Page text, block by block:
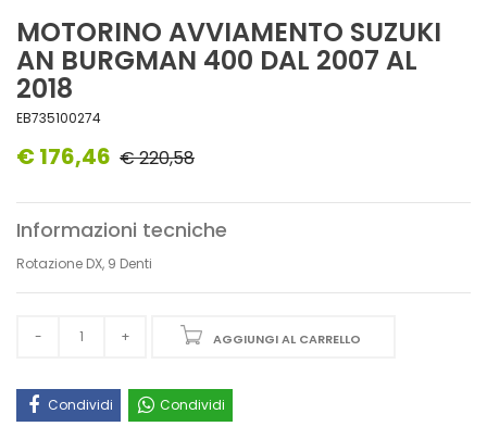
MOTORINO AVVIAMENTO SUZUKI
AN BURGMAN 400 DAL 2007 AL
2018
EB735100274
€ 176,46 € 220,58
Informazioni tecniche
Rotazione DX, 9 Denti
AGGIUNGI AL CARRELLO
Condividi Condividi